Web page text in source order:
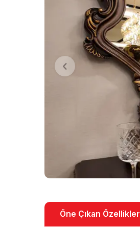
Öne Çıkan Özellikler